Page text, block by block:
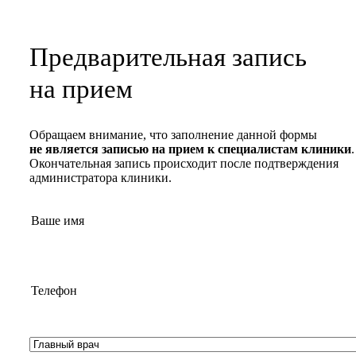
Предварительная запись
на прием
Обращаем внимание, что заполнение данной формы
не является записью на прием к специалистам клиники.
Окончательная запись происходит после подтверждения
администратора клиники.